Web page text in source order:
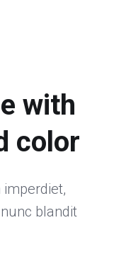
with
color
blandit